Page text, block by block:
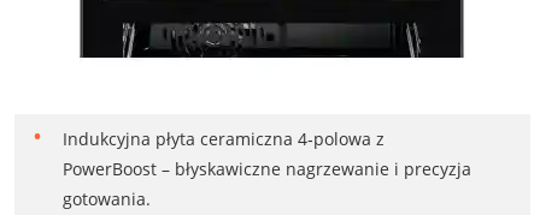
Indukcyjna płyta ceramiczna 4‑polowa z
PowerBoost – błyskawiczne nagrzewanie i precyzja
gotowania.